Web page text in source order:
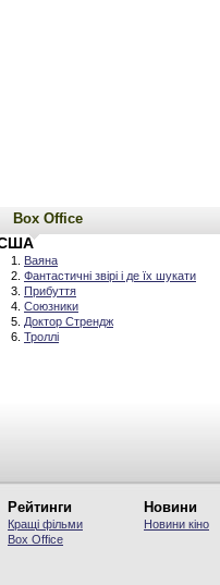
Box Office
Ваяна
Фантастичні звірі і де їх шукати
Прибуття
Союзники
Доктор Стрендж
Троллі
Рейтинги
Кращі фільми
Вох Office
Новини
Новини кіно